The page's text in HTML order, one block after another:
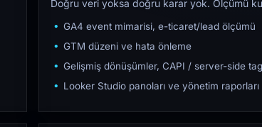
Doğru veri yoksa doğru karar yok. Ölçümü
GA4 event mimarisi, e-ticaret/lead ölçümü
GTM düzeni ve hata önleme
Gelişmiş dönüşümler, CAPI / server-side
Looker Studio panoları ve yönetim raporları